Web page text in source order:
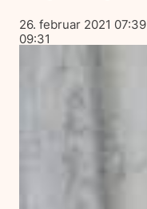
Lagt
ut
på
26. februar 2021 07:39
09:31